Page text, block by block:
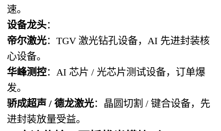
速。
设备龙头：
帝尔激光：TGV 激光钻孔设备，AI 先进封装核
心设备。
华峰测控：AI 芯片 / 光芯片测试设备，订单爆
发。
骄成超声 / 德龙激光：晶圆切割 / 键合设备，先
进封装放量受益。